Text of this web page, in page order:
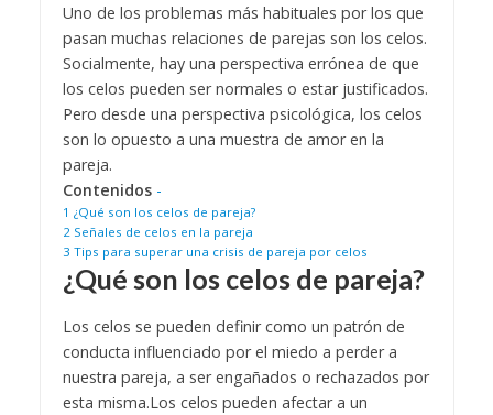
Uno de los problemas más habituales por los que
pasan muchas relaciones de parejas son los celos.
Socialmente, hay una perspectiva errónea de que
los celos pueden ser normales o estar justificados.
Pero desde una perspectiva psicológica, los celos
son lo opuesto a una muestra de amor en la
pareja.
Contenidos -
1 ¿Qué son los celos de pareja?
2 Señales de celos en la pareja
3 Tips para superar una crisis de pareja por celos
¿Qué son los celos de pareja?
Los celos se pueden definir como un patrón de
conducta influenciado por el miedo a perder a
nuestra pareja, a ser engañados o rechazados por
esta misma.Los celos pueden afectar a un